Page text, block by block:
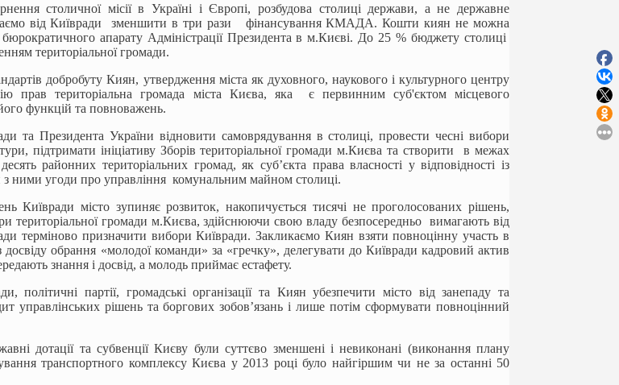
столичної місії в Україні і Європі, розбудова столиці держави, а не державне
від Київради зменшити в три рази фінансування КМАДА. Кошти киян не можна
апарату Адміністрації Президента в м.Києві. До 25 % бюджету столиці
територіальної громади.
добробуту Киян, утвердження міста як духовного, наукового і культурного центру
прав територіальна громада міста Києва, яка є первинним суб'єктом місцевого
функцій та повноважень.
та Президента України відновити самоврядування в столиці, провести чесні вибори
підтримати ініціативу Зборів територіальної громади м.Києва та створити в межах
районних територіальних громад, як суб’єкта права власності у відповідності із
з ними угоди про управління комунальним майном столиці.
Київради місто зупиняє розвиток, накопичується тисячі не проголосованих рішень,
територіальної громади м.Києва, здійснюючи свою владу безпосередньо вимагають від
терміново призначити вибори Київради. Закликаємо Киян взяти повноцінну участь в
обрання «молодої команди» за «гречку», делегувати до Київради кадровий актив
знання і досвід, а молодь приймає естафету.
політичні партії, громадські організації та Киян убезпечити місто від занепаду та
управлінських рішень та боргових зобов’язань і лише потім сформувати повноцінний
дотації та субвенції Києву були суттєво зменшені і невиконані (виконання плану
транспортного комплексу Києва у 2013 році було найгіршим чи не за останні 50